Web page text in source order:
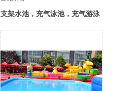
支架水池，充气泳池，充气游泳